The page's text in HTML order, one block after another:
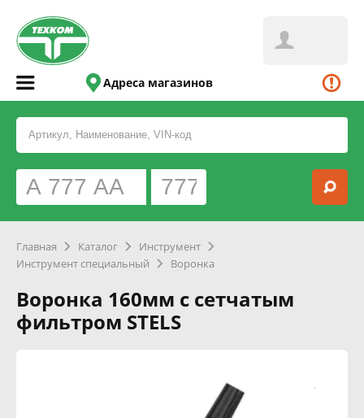
Адреса магазинов
Главная Каталог
Инструмент
Инструмент специальный
Воронка
Воронка 160мм с сетчатым
фильтром STELS